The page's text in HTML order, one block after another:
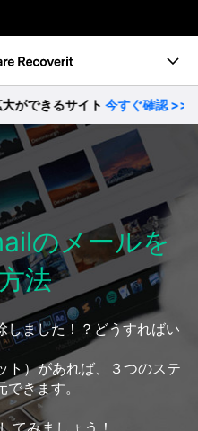
入
るサイト今すぐ確認 >>
のメールを
法
しました！？どうすればい
ト）があれば、３つのステ
きます。
てみましょう！